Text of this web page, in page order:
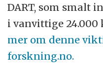
DART, som smalt
i vanvittige
mer om denne
forskning.no.